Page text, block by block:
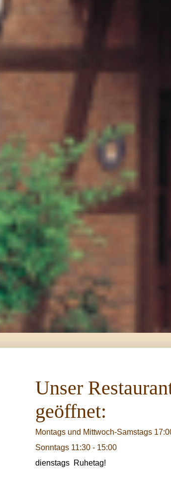
Unser
geöffnet:
Montags und Mittwoch-Samstags
Sonntags 11:30 - 15:00
dienstags Ruhetag!